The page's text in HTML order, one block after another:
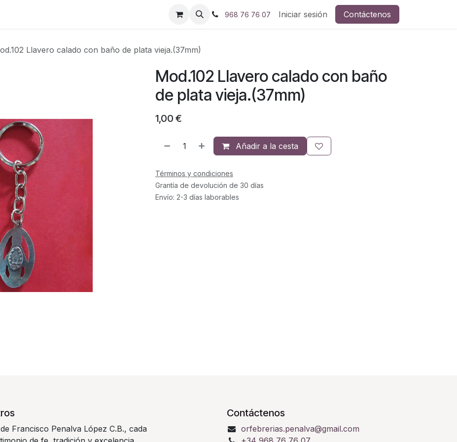
968 76 76 07 Iniciar sesión Contáctenos
Llavero calado con baño de plata vieja.(37mm)
Mod.102 Llavero calado con baño
de plata vieja.(37mm)
1,00 €
Añadir a la cesta
Términos y condiciones
Grantía de devolución de 30 días
Envío: 2-3 días laborables
Francisco Penalva López C.B., cada
Contáctenos
orfebrerias.penalva@gmail.com